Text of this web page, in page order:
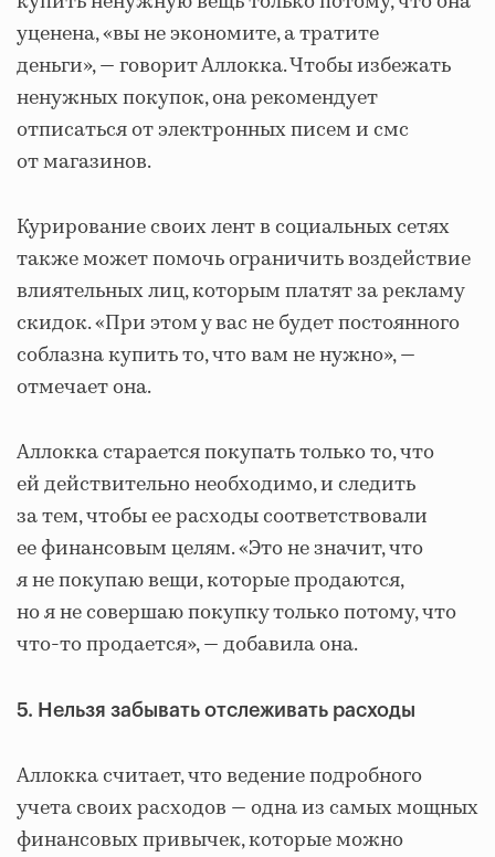
уценена, «вы не экономите, а тратите
деньги», — говорит Аллокка. Чтобы избежать
ненужных покупок, она рекомендует
отписаться от электронных писем и смс
от магазинов.
Курирование своих лент в социальных сетях
также может помочь ограничить воздействие
влиятельных лиц, которым платят за рекламу
скидок. «При этом у вас не будет постоянного
соблазна купить то, что вам не нужно», —
отмечает она.
Аллокка старается покупать только то, что
ей действительно необходимо, и следить
за тем, чтобы ее расходы соответствовали
ее финансовым целям. «Это не значит, что
я не покупаю вещи, которые продаются,
но я не совершаю покупку только потому, что
что-то продается», — добавила она.
5. Нельзя забывать отслеживать расходы
Аллокка считает, что ведение подробного
учета своих расходов — одна из самых мощных
финансовых привычек, которые можно